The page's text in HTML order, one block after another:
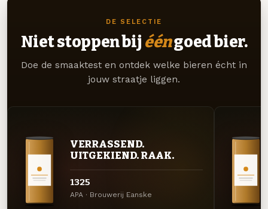
DE SELECTIE
Niet stoppen bij ééngoed bier.
Doe de smaaktest en ontdek welke bieren écht in
jouw straatje liggen.
VERRASSEND.
UITGEKIEND. RAAK.
1325
APA · Brouwerij Eanske